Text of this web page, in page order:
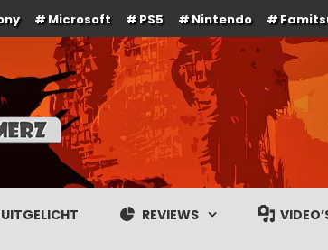
Microsoft PS5 Nintendo
game nieuws, reviews, coverage en gameplay
UITGELICHT REVIEWS